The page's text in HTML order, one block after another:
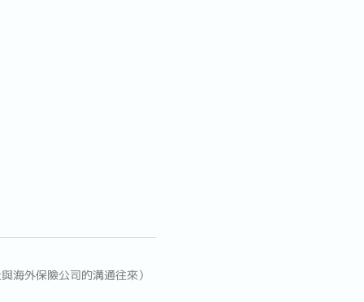
海外保險公司的溝通往來）